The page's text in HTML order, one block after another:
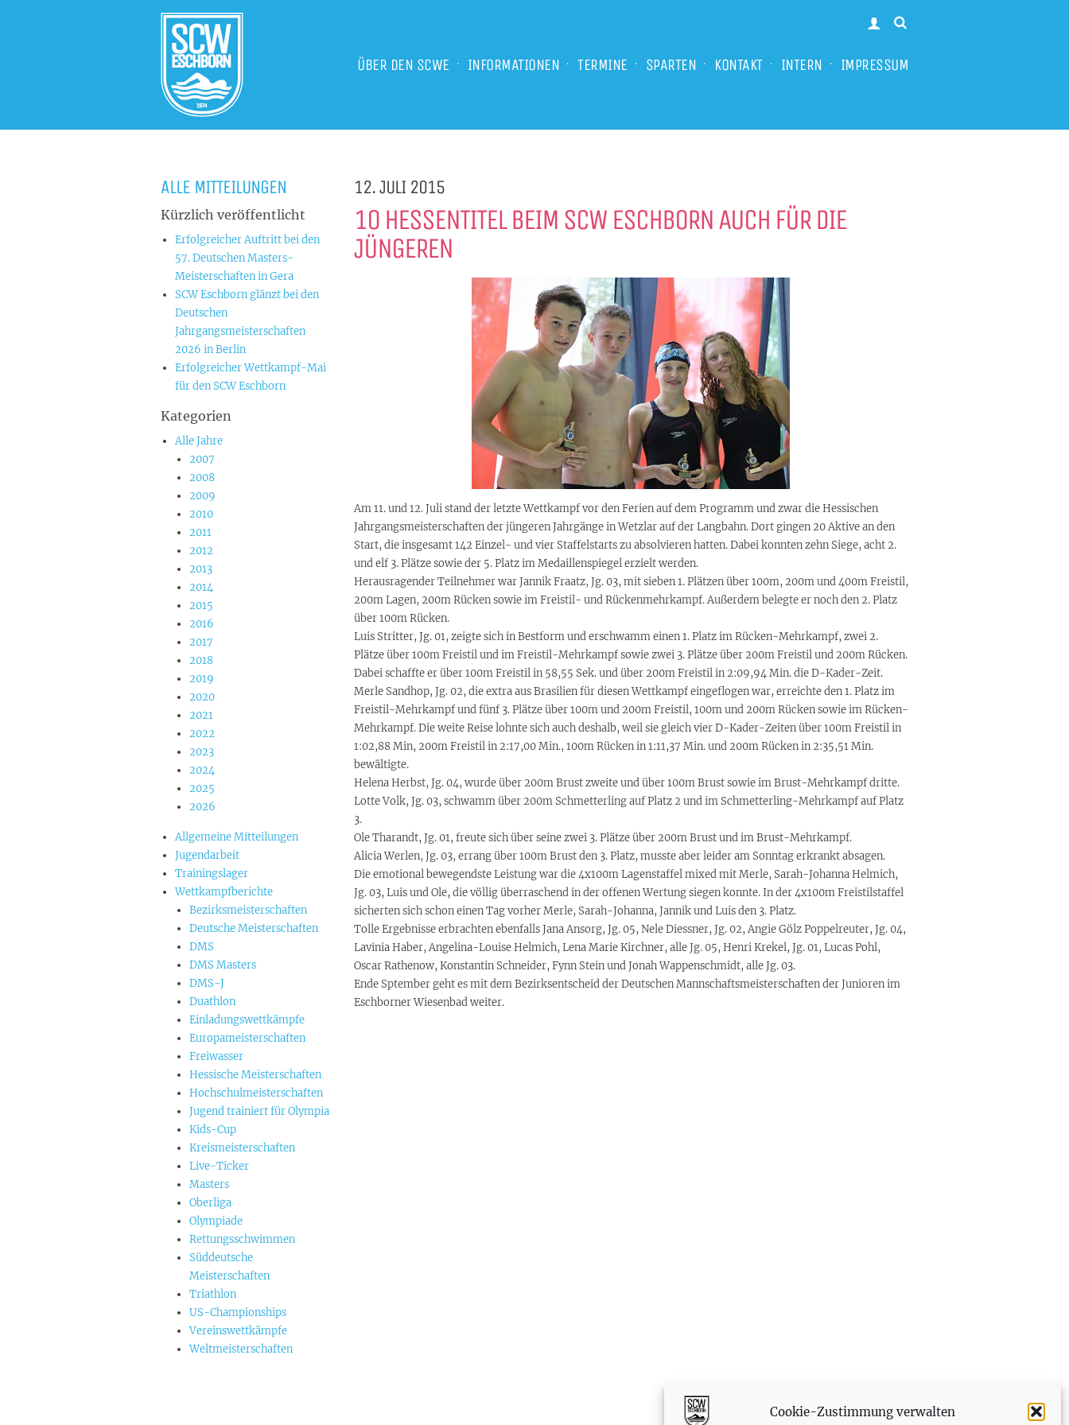
Cookie-Zustimmung verwalten
ÜBER DEN SCWE INFORMATIONEN TERMINE SPARTEN KONTAKT INTERN IMPRESSUM
12. JULI 2015
10 HESSENTITEL BEIM SCW ESCHBORN AUCH FÜR DIE
JÜNGEREN
Am 11. und 12. Juli stand der letzte Wettkampf vor den Ferien auf dem Programm und zwar die Hessischen
Jahrgangsmeisterschaften der jüngeren Jahrgänge in Wetzlar auf der Langbahn. Dort gingen 20 Aktive an den
Start, die insgesamt 142 Einzel- und vier Staffelstarts zu absolvieren hatten. Dabei konnten zehn Siege, acht 2.
und elf 3. Plätze sowie der 5. Platz im Medaillenspiegel erzielt werden.
Herausragender Teilnehmer war Jannik Fraatz, Jg. 03, mit sieben 1. Plätzen über 100m, 200m und 400m Freistil,
200m Lagen, 200m Rücken sowie im Freistil- und Rückenmehrkampf. Außerdem belegte er noch den 2. Platz
über 100m Rücken.
Luis Stritter, Jg. 01, zeigte sich in Bestform und erschwamm einen 1. Platz im Rücken-Mehrkampf, zwei 2.
Plätze über 100m Freistil und im Freistil-Mehrkampf sowie zwei 3. Plätze über 200m Freistil und 200m Rücken.
Dabei schaffte er über 100m Freistil in 58,55 Sek. und über 200m Freistil in 2:09,94 Min. die D-Kader-Zeit.
Merle Sandhop, Jg. 02, die extra aus Brasilien für diesen Wettkampf eingeflogen war, erreichte den 1. Platz im
Freistil-Mehrkampf und fünf 3. Plätze über 100m und 200m Freistil, 100m und 200m Rücken sowie im Rücken-
Mehrkampf. Die weite Reise lohnte sich auch deshalb, weil sie gleich vier D-Kader-Zeiten über 100m Freistil in
1:02,88 Min, 200m Freistil in 2:17,00 Min., 100m Rücken in 1:11,37 Min. und 200m Rücken in 2:35,51 Min.
bewältigte.
Helena Herbst, Jg. 04, wurde über 200m Brust zweite und über 100m Brust sowie im Brust-Mehrkampf dritte.
Lotte Volk, Jg. 03, schwamm über 200m Schmetterling auf Platz 2 und im Schmetterling-Mehrkampf auf Platz
3.
Ole Tharandt, Jg. 01, freute sich über seine zwei 3. Plätze über 200m Brust und im Brust-Mehrkampf.
Alicia Werlen, Jg. 03, errang über 100m Brust den 3. Platz, musste aber leider am Sonntag erkrankt absagen.
Die emotional bewegendste Leistung war die 4x100m Lagenstaffel mixed mit Merle, Sarah-Johanna Helmich,
Jg. 03, Luis und Ole, die völlig überraschend in der offenen Wertung siegen konnte. In der 4x100m Freistilstaffel
sicherten sich schon einen Tag vorher Merle, Sarah-Johanna, Jannik und Luis den 3. Platz.
Tolle Ergebnisse erbrachten ebenfalls Jana Ansorg, Jg. 05, Nele Diessner, Jg. 02, Angie Gölz Poppelreuter, Jg. 04,
Lavinia Haber, Angelina-Louise Helmich, Lena Marie Kirchner, alle Jg. 05, Henri Krekel, Jg. 01, Lucas Pohl,
Oscar Rathenow, Konstantin Schneider, Fynn Stein und Jonah Wappenschmidt, alle Jg. 03.
Ende Sptember geht es mit dem Bezirksentscheid der Deutschen Mannschaftsmeisterschaften der Junioren im
Eschborner Wiesenbad weiter.
ALLE MITTEILUNGEN
Kürzlich veröffentlicht
Erfolgreicher Auftritt bei den
57. Deutschen Masters-
Meisterschaften in Gera
SCW Eschborn glänzt bei den
Deutschen
Jahrgangsmeisterschaften
2026 in Berlin
Erfolgreicher Wettkampf-Mai
für den SCW Eschborn
Kategorien
Alle Jahre
2007
2008
2009
2010
2011
2012
2013
2014
2015
2016
2017
2018
2019
2020
2021
2022
2023
2024
2025
2026
Allgemeine Mitteilungen
Jugendarbeit
Trainingslager
Wettkampfberichte
Bezirksmeisterschaften
Deutsche Meisterschaften
DMS
DMS Masters
DMS-J
Duathlon
Einladungswettkämpfe
Europameisterschaften
Freiwasser
Hessische Meisterschaften
Hochschulmeisterschaften
Jugend trainiert für Olympia
Kids-Cup
Kreismeisterschaften
Live-Ticker
Masters
Oberliga
Olympiade
Rettungsschwimmen
Süddeutsche
Meisterschaften
Triathlon
US-Championships
Vereinswettkämpfe
Weltmeisterschaften